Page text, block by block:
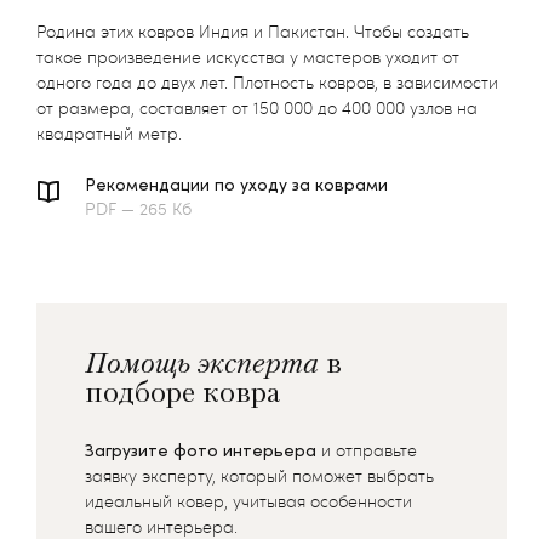
Родина этих ковров Индия и Пакистан. Чтобы создать
такое произведение искусства у мастеров уходит от
одного года до двух лет. Плотность ковров, в зависимости
от размера, составляет от 150 000 до 400 000 узлов на
квадратный метр.
Рекомендации по уходу за коврами
PDF — 265 Кб
Помощь эксперта в
подборе ковра
Загрузите фото интерьера и отправьте
заявку эксперту, который поможет выбрать
идеальный ковер, учитывая особенности
вашего интерьера.